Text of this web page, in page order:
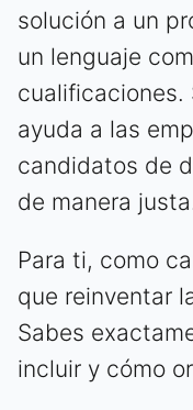
solución a un
un lenguaje
cualificaciones.
ayuda a las
candidatos de
de manera
Para ti, como
que reinventar
Sabes
incluir y cómo